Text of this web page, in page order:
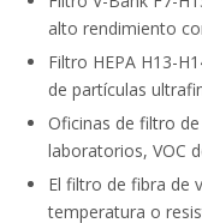
alto rendimiento
Filtro HEPA H13-
de partículas
Oficinas de filtro
laboratorios, VOC
El filtro de fibra de
temperatura o